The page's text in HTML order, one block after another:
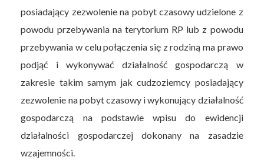
posiadający zezwolenie na pobyt czasowy udzielone z
powodu przebywania na terytorium RP lub z powodu
przebywania w celu połączenia się z rodziną ma prawo
podjąć i wykonywać działalność gospodarczą w
zakresie takim samym jak cudzoziemcy posiadający
zezwolenie na pobyt czasowy i wykonujący działalność
gospodarczą na podstawie wpisu do ewidencji
działalności gospodarczej dokonany na zasadzie
wzajemności.